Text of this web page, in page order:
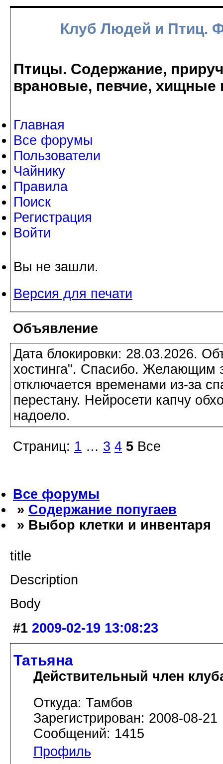
Клуб Людей и Птиц.
Птицы. Содержание,
врановые, певчие, хищные
Главная
Все форумы
Пользователи
Чайнику
Правила
Поиск
Регистрация
Войти
Вы не зашли.
Версия для печати
Объявление
Дата блокировки: 28.03.2026.
хостинга". Спасибо. Желающим
отключается временами из-за
перестану. Нейросети капчу
надоело.
Страниц: 1 … 3 4 5 Все
Все форумы
» Содержание попугаев
» Выбор клетки и инвентаря
title
Description
Body
#1 2009-02-19 13:08:23
Татьяна
Действительный член
Откуда: Тамбов
Зарегистрирован: 2008-08-21
Сообщений: 1415
Профиль